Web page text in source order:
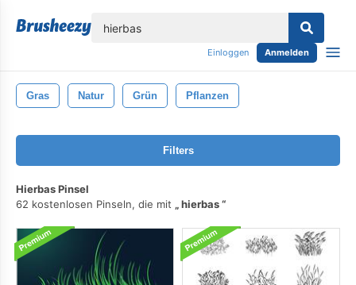
Einloggen Anmelden
Gras Natur Grün Pflanzen
Filters
Hierbas Pinsel
62 kostenlosen Pinseln, die mit
hierbas